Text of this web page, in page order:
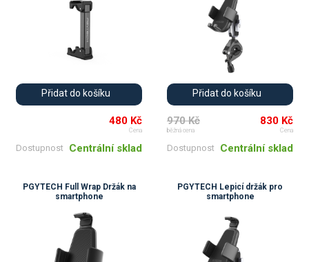
Přidat do košíku
480 Kč
Cena
Dostupnost Centrální sklad
Přidat do košíku
970 Kč
běžná cena
830 Kč
Cena
Dostupnost Centrální sklad
PGYTECH Full Wrap Držák na
smartphone
PGYTECH Lepicí držák pro
smartphone